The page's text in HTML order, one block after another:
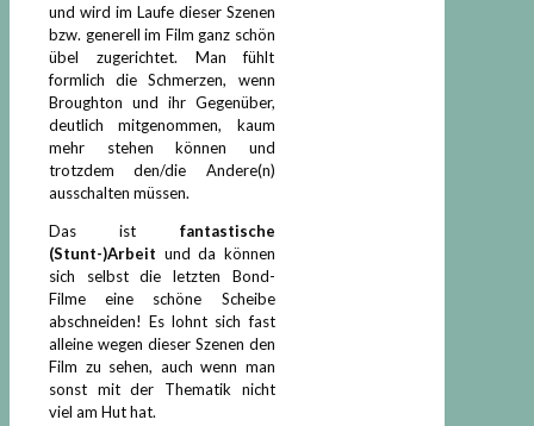
und wird im Laufe dieser Szenen
bzw. generell im Film ganz schön
übel zugerichtet. Man fühlt
formlich die Schmerzen, wenn
Broughton und ihr Gegenüber,
deutlich mitgenommen, kaum
mehr stehen können und
trotzdem den/die Andere(n)
ausschalten müssen.
Das ist fantastische
(Stunt-)Arbeit und da können
sich selbst die letzten Bond-
Filme eine schöne Scheibe
abschneiden! Es lohnt sich fast
alleine wegen dieser Szenen den
Film zu sehen, auch wenn man
sonst mit der Thematik nicht
viel am Hut hat.